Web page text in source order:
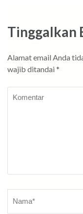
Tinggalkan
Alamat email Anda
wajib ditandai *